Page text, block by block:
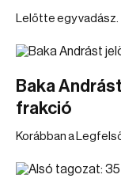
Lelőtte egy vadász.
Baka
frakció
Korábban a